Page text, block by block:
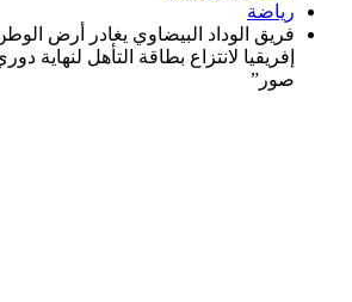
رياضة
فريق الوداد البيضاوي يغادر أرض
إفريقيا لانتزاع بطاقة التأهل لنهاية
صور”